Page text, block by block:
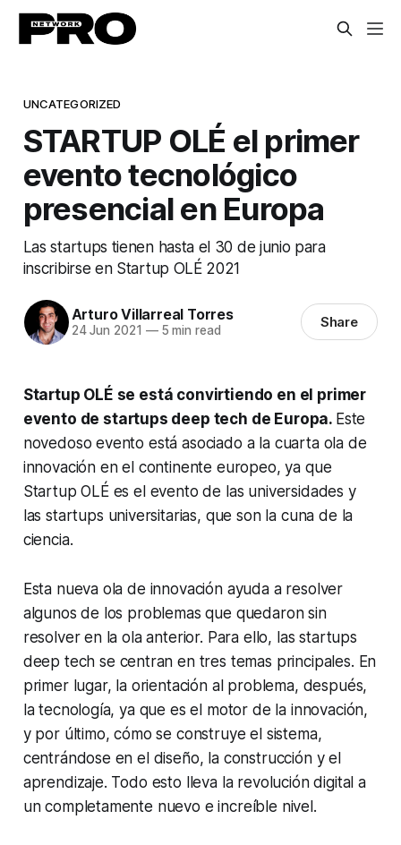
UNCATEGORIZED
STARTUP OLÉ el primer
evento tecnológico
presencial en Europa
Las startups tienen hasta el 30 de junio para
inscribirse en Startup OLÉ 2021
Arturo Villarreal Torres
24 Jun 2021 —5 min read Share
Startup OLÉ se está convirtiendo en el primer
evento de startups deep tech de Europa. Este
novedoso evento está asociado a la cuarta ola de
innovación en el continente europeo, ya que
Startup OLÉ es el evento de las universidades y
lasstartups universitarias, que son la cuna de la
ciencia.
Esta nueva ola de innovación ayuda a resolver
algunos de los problemas que quedaron sin
resolver en la ola anterior. Para ello, lasstartups
deep tech se centran en tres temas principales. En
primer lugar, la orientación al problema, después,
la tecnología, ya que es el motor de la innovación,
y por último, cómo se construye el sistema,
centrándose en el diseño, la construcción y el
aprendizaje. Todo esto lleva la revolución digital a
un completamente nuevo e increíble nivel.